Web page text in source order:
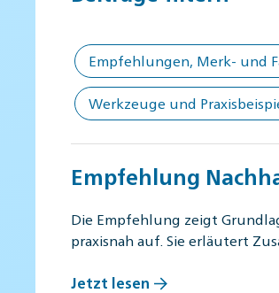
Empfehlungen, Merk- und
Werkzeuge und
Empfehlung
Die Empfehlung zeigt
praxisnah auf. Sie erläutert
Jetzt lesen